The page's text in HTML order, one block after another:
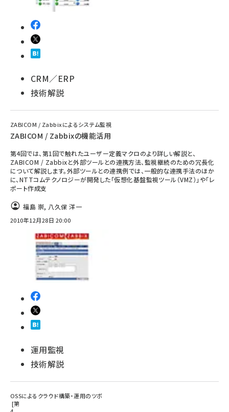
CRM／ERP
技術解説
ZABICOM / Zabbixによるシステム監視
ZABICOM / Zabbixの機能活用
第4回では、第1回で触れたユーザー定義マクロのより詳しい解説と、
ZABICOM / Zabbixと外部ツールとの連携方法、監視継続のための冗長化
について解説します。外部ツールとの連携例では、一般的な連携手法のほか
に、NTTコムテクノロジーが開発した「仮想化基盤監視ツール（VMZ）」や「レ
ポート作成支
福島 崇, 八久保 洋一
2010年12月28日 20:00
運用監視
技術解説
OSSによるクラウド構築・運用のツボ
第